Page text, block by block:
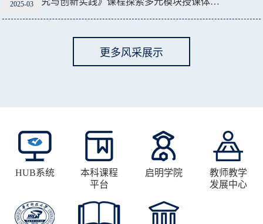
2025-03
更多风采展示
HUB系统
本科课程
平台
启明学院
教师教学
发展中心